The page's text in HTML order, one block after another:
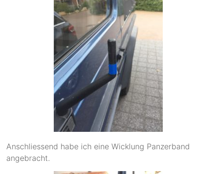
Anschliessend habe ich eine Wicklung Panzerband
angebracht.